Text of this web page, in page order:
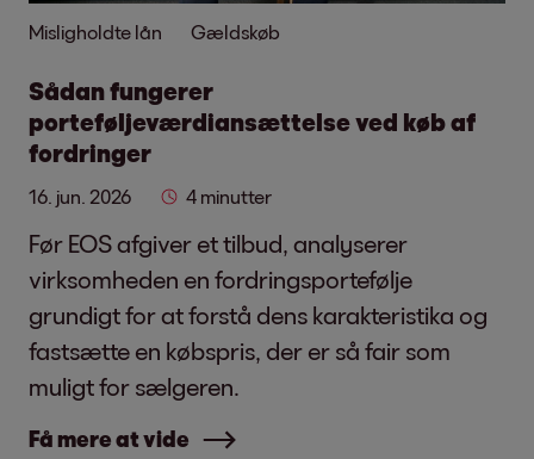
Misligholdte lån Gældskøb
Sådan fungerer
porteføljeværdiansættelse ved køb af
fordringer
16. jun. 2026 4 minutter
Før EOS afgiver et tilbud, analyserer
virksomheden en fordringsportefølje
grundigt for at forstå dens karakteristika og
fastsætte en købspris, der er så fair som
muligt for sælgeren.
Få mere at vide